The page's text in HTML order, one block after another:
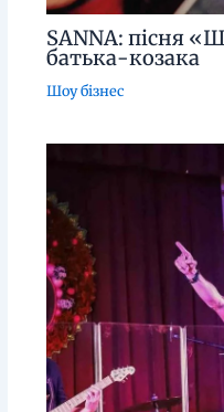
SANNA: пісня
батька-козака
Шоу бізнес